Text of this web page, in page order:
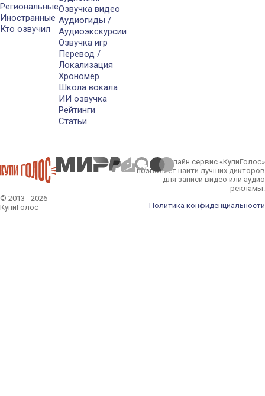
Региональные
Иностранные
Кто озвучил
Озвучка видео
Аудиогиды /
Аудиоэкскурсии
Озвучка игр
Перевод /
Локализация
Хрономер
Школа вокала
ИИ озвучка
Рейтинги
Статьи
© 2013 - 2026
КупиГолос
Онлайн сервис «КупиГолос»
позволяет найти лучших дикторов
для записи видео или аудио
рекламы.
Политика конфиденциальности